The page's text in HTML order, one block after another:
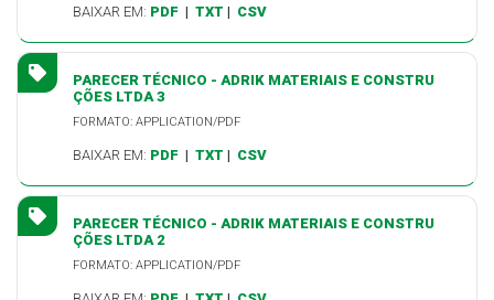
BAIXAR EM: PDF | TXT | CSV
PARECER TÉCNICO - ADRIK MATERIAIS E CONSTRU
ÇÕES LTDA 3
FORMATO: APPLICATION/PDF
BAIXAR EM: PDF | TXT | CSV
PARECER TÉCNICO - ADRIK MATERIAIS E CONSTRU
ÇÕES LTDA 2
FORMATO: APPLICATION/PDF